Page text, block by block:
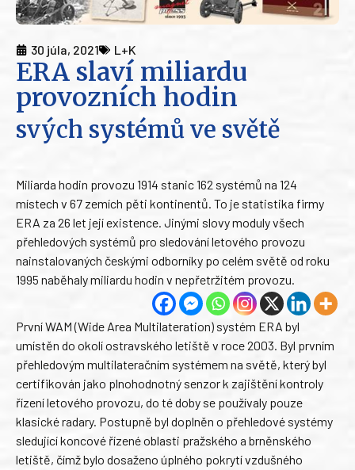
30 júla, 2021 L+K
ERA slaví miliardu
provozních hodin
svých systémů ve světě
Miliarda hodin provozu 1914 stanic 162 systémů na 124
místech v 67 zemích pěti kontinentů. To je statistika firmy
ERA za 26 let její existence. Jinými slovy moduly všech
přehledových systémů pro sledování letového provozu
nainstalovaných českými odborníky po celém světě od roku
1995 naběhaly miliardu hodin v nepřetržitém provozu.
První WAM (Wide Area Multilateration) systém ERA byl
umístěn do okolí ostravského letiště v roce 2003. Byl prvním
přehledovým multilateračním systémem na světě, který byl
certifikován jako plnohodnotný senzor k zajištění kontroly
řízení letového provozu, do té doby se používaly pouze
klasické radary. Postupně byl doplněn o přehledové systémy
sledující koncové řízené oblasti pražského a brněnského
letiště, čímž bylo dosaženo úplného pokrytí vzdušného